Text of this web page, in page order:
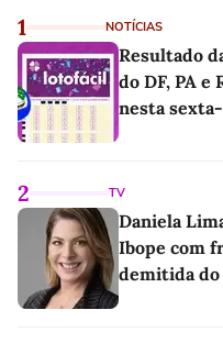
1 NOTÍCIAS
Resultado
do DF, PA e
nesta
2 TV
Daniela
Ibope com
demitida do